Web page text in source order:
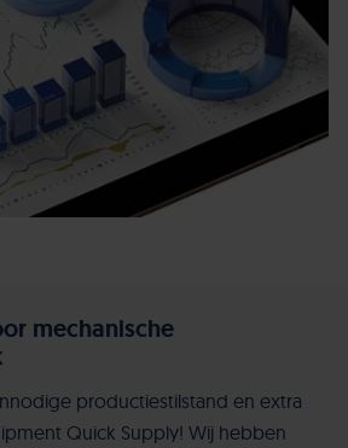
mechanische
productiestilstand en extra
Quick Supply! Wij hebben